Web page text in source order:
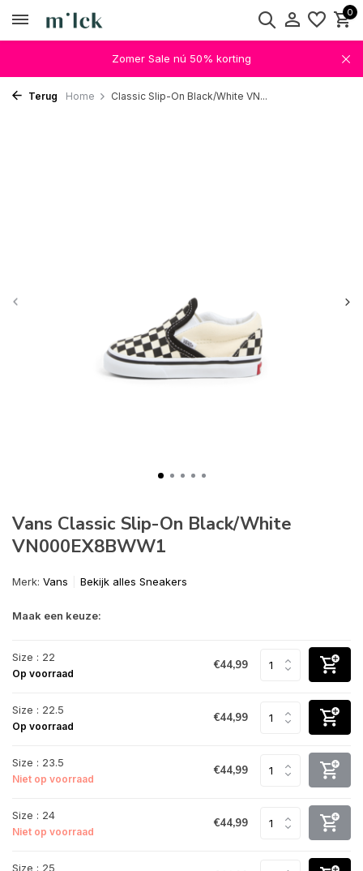
0
Zomer Sale nú 50% korting
Terug Home Classic Slip-On Black/White VN...
Vans Classic Slip-On Black/White
VN000EX8BWW1
Merk: Vans Bekijk alles Sneakers
Maak een keuze:
Size : 22
Op voorraad
€44,99
Size : 22.5
Op voorraad
€44,99
Size : 23.5
Niet op voorraad
€44,99
Size : 24
Niet op voorraad
€44,99
Size : 25